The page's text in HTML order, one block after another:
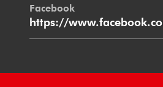
Facebook
https://